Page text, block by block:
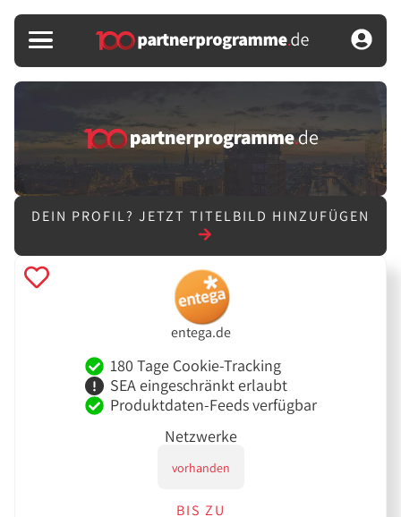
DEIN PROFIL? JETZT TITELBILD HINZUFÜGEN
entega.de
180 Tage Cookie-Tracking
SEA eingeschränkt erlaubt
Produktdaten-Feeds verfügbar
Netzwerke
vorhanden
BIS ZU